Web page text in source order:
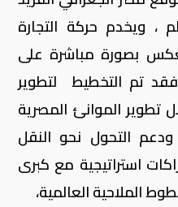
، ويخدم حركة التجارة
بصورة مباشرة على
تم التخطيط لتطوير
تطوير الموانئ المصرية
التحول نحو النقل
استراتيجية مع كبرى
الملاحية العالمية،